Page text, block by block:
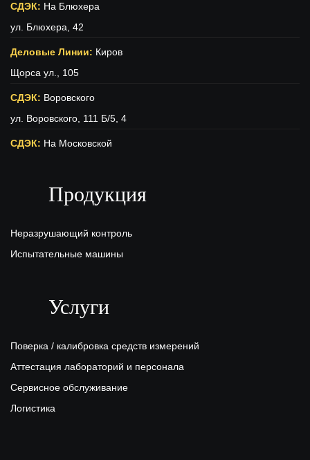
СДЭК: На Блюхера
ул. Блюхера, 42
Деловые Линии: Киров
Щорса ул., 105
СДЭК: Воровского
ул. Воровского, 111 Б/5, 4
СДЭК: На Московской
Киров
Продукция
Неразрушающий контроль
Испытательные машины
Услуги
Поверка / калибровка средств измерений
Аттестация лабораторий и персонала
Сервисное обслуживание
Логистика